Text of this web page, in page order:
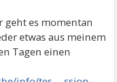
es momentan
etwas aus meinem
Tagen einen